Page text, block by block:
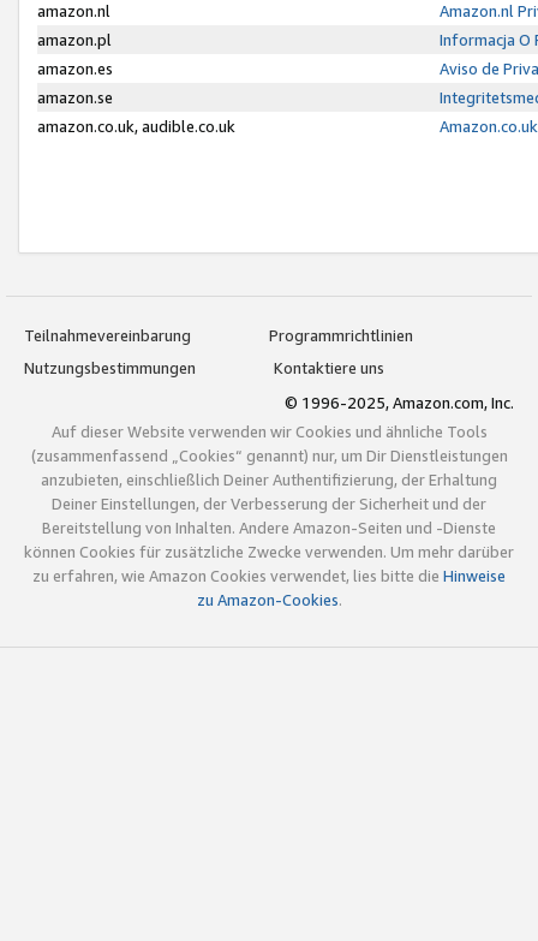
amazon.nl
Amazon.nl
amazon.pl
Informacja O
amazon.es
Aviso de
amazon.se
amazon.co.uk, audible.co.uk
Teilnahmevereinbarung
Programmrichtlinien
Nutzungsbestimmungen
Kontaktiere uns
© 1996-2025, Amazon.com, Inc.
Auf dieser Website verwenden wir Cookies und ähnliche Tools
(zusammenfassend „Cookies“ genannt) nur, um Dir Dienstleistungen
anzubieten, einschließlich Deiner Authentifizierung, der Erhaltung
Deiner Einstellungen, der Verbesserung der Sicherheit und der
Bereitstellung von Inhalten. Andere Amazon-Seiten und -Dienste
können Cookies für zusätzliche Zwecke verwenden. Um mehr darüber
zu erfahren, wie Amazon Cookies verwendet, lies bitte die Hinweise
zu Amazon-Cookies.